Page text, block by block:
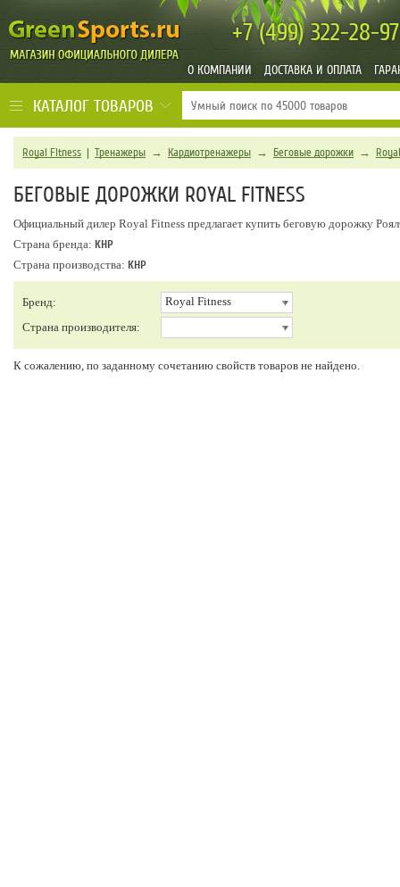
+7 (499)322-28-97
О КОМПАНИИ ДОСТАВКА И ОПЛАТА
КАТАЛОГ ТОВАРОВ
Royal Fitness | Тренажеры → Кардиотренажеры → Беговые дорожки →
БЕГОВЫЕ ДОРОЖКИ ROYAL FITNESS
Официальный дилер Royal Fitness предлагает купить беговую дорожку
Страна бренда: КНР
Страна производства: КНР
Бренд:
Royal Fitness
Страна производителя:
К сожалению, по заданному сочетанию свойств товаров не найдено.